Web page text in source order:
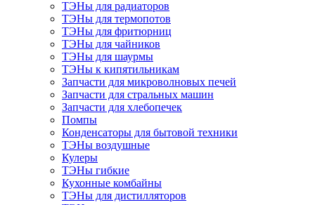
ТЭНы для радиаторов
ТЭНы для термопотов
ТЭНы для фритюрниц
ТЭНы для чайников
ТЭНы для шаурмы
ТЭНы к кипятильникам
Запчасти для микроволновых печей
Запчасти для стральных машин
Запчасти для хлебопечек
Помпы
Конденсаторы для бытовой техники
ТЭНы воздушные
Кулеры
ТЭНы гибкие
Кухонные комбайны
ТЭНы для дистилляторов